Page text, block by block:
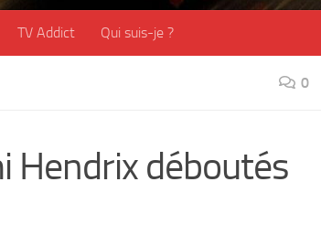
TV Addict Qui suis-je ?
0
Hendrix déboutés